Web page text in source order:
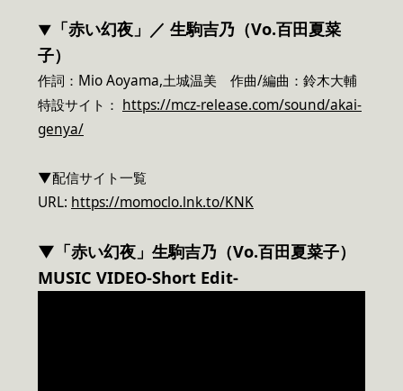
▼ 「赤い幻夜」／ 生駒吉乃（Vo.百田夏菜
子）
作詞：Mio Aoyama,土城温美 作曲/編曲：鈴木大輔
特設サイト： https://mcz-release.com/sound/akai-
genya/
▼配信サイト一覧
URL: https://momoclo.lnk.to/KNK
▼「赤い幻夜」生駒吉乃（Vo.百田夏菜子）
MUSIC VIDEO-Short Edit-